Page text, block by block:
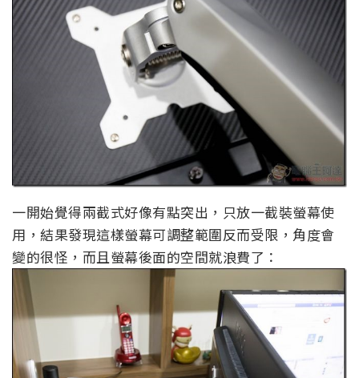
一開始覺得兩截式好像有點突出，只放一截裝螢幕使
用，結果發現這樣螢幕可調整範圍反而受限，角度會
變的很怪，而且螢幕後面的空間就浪費了：